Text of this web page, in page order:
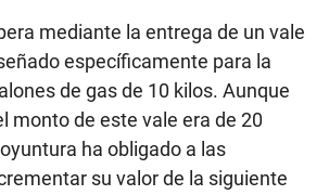
mediante la entrega de un vale
específicamente para la
de gas de 10 kilos. Aunque
monto de este vale era de 20
ha obligado a las
su valor de la siguiente